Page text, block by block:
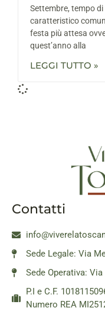
Settembre, tempo
caratteristico
festa più attesa
quest’anno alla
LEGGI TUTTO »
Contatti
Sede Legale: Via
Sede Operativa:
P.I e C.F.
Numero REA